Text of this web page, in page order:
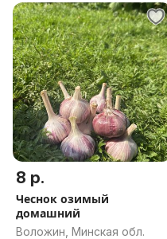
8 р.
Чеснок озимый
домашний
Воложин, Минская обл.